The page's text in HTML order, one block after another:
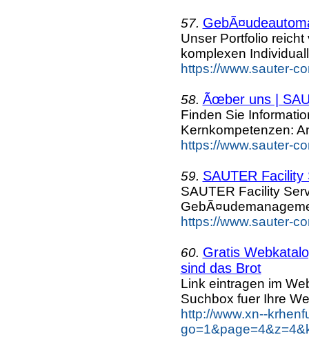
57.
Unser Portfolio
komplexen
https://www.sauter-
58. Ãœber uns |
Finden Sie
Kernkompetenzen:
https://www.sauter-
59. SAUTER
SAUTER Facility
https://www.sauter-
60. Gratis
sind das Brot
Link eintragen im
Suchbox fuer Ihre
http://www.xn--